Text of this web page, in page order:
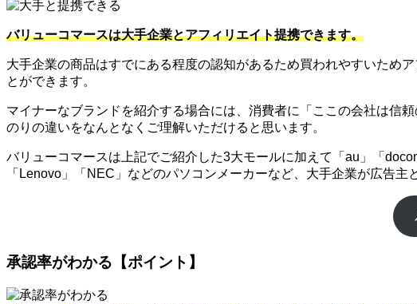
バリューコマースは大手企業とアフィリエイト提携できます。
大手企業の商品はすでにある程度の認知があるため買われやすいため
とができます。
マイナーなブランドを紹介する場合には、消費者に「ここの会社は信
のりの違いをなんとなくご理解いただけると思います。
バリューコマースは上記でご紹介した3大モールに加えて「au」「
「Lenovo」「NEC」などのパソコンメーカーなど、大手企業が広告
承認率がわかる【ポイント】